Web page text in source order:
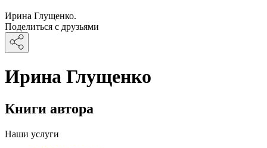
Ирина Глущенко.
Поделиться с друзьями
Ирина Глущенко
Книги автора
Наши услуги